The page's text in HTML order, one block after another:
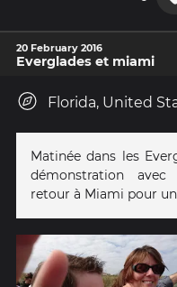
20 February 2016
Everglades et miami
Florida, United
Matinée dans les
démonstration avec
retour à Miami pour